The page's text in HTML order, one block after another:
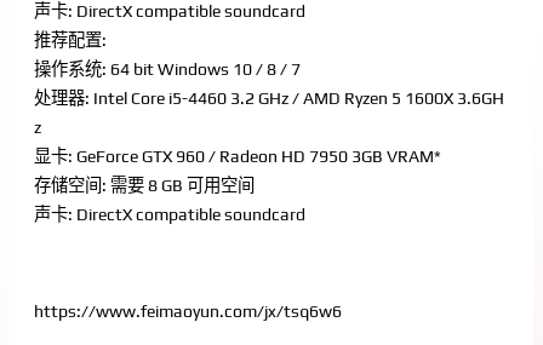
声卡: DirectX compatible soundcard
推荐配置:
操作系统: 64 bit Windows 10 / 8 / 7
处理器: Intel Core i5-4460 3.2 GHz / AMD Ryzen 5 1600X 3.6GH
z
显卡: GeForce GTX 960 / Radeon HD 7950 3GB VRAM*
存储空间: 需要 8 GB 可用空间
声卡: DirectX compatible soundcard
https://www.feimaoyun.com/jx/tsq6w6